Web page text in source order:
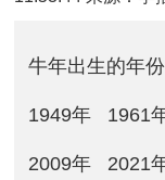
风水
名字
星座
牛年出生的年
1949年 1961
2009年 2021